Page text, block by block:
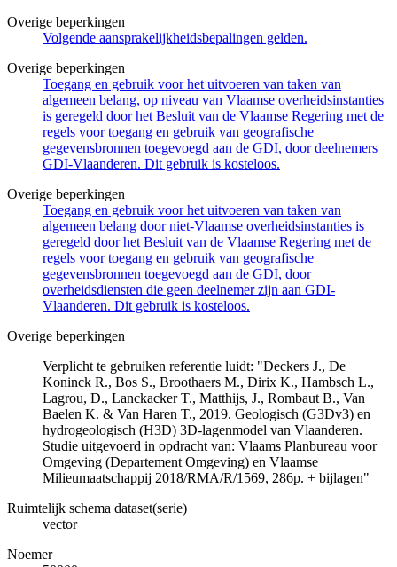
Overige beperkingen
Volgende aansprakelijkheidsbepalingen gelden.
Overige beperkingen
Toegang en gebruik voor het uitvoeren van taken van
algemeen belang, op niveau van Vlaamse overheidsinstanties
is geregeld door het Besluit van de Vlaamse Regering met de
regels voor toegang en gebruik van geografische
gegevensbronnen toegevoegd aan de GDI, door deelnemers
GDI-Vlaanderen. Dit gebruik is kosteloos.
Overige beperkingen
Toegang en gebruik voor het uitvoeren van taken van
algemeen belang door niet-Vlaamse overheidsinstanties is
geregeld door het Besluit van de Vlaamse Regering met de
regels voor toegang en gebruik van geografische
gegevensbronnen toegevoegd aan de GDI, door
overheidsdiensten die geen deelnemer zijn aan GDI-
Vlaanderen. Dit gebruik is kosteloos.
Overige beperkingen
Verplicht te gebruiken referentie luidt: "Deckers J., De
Koninck R., Bos S., Broothaers M., Dirix K., Hambsch L.,
Lagrou, D., Lanckacker T., Matthijs, J., Rombaut B., Van
Baelen K. & Van Haren T., 2019. Geologisch (G3Dv3) en
hydrogeologisch (H3D) 3D-lagenmodel van Vlaanderen.
Studie uitgevoerd in opdracht van: Vlaams Planbureau voor
Omgeving (Departement Omgeving) en Vlaamse
Milieumaatschappij 2018/RMA/R/1569, 286p. + bijlagen"
Ruimtelijk schema dataset(serie)
vector
Noemer